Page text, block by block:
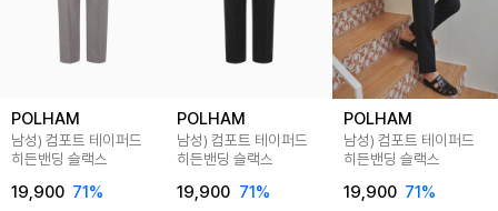
POLHAM
남성) 컴포트 테이퍼드
히든밴딩 슬랙스
19,900 71%
POLHAM
남성) 컴포트 테이퍼드
히든밴딩 슬랙스
19,900 71%
POLHAM
남성) 컴포트 테이퍼드
히든밴딩 슬랙스
19,900 71%